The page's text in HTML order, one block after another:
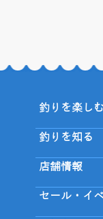
釣りを楽し
釣りを知る
店舗情報
セール・イ